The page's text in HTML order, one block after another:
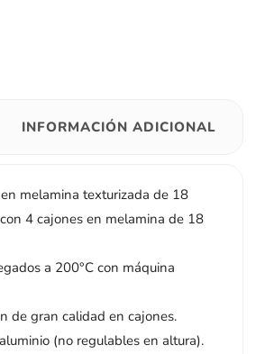
INFORMACIÓN ADICIONAL
melamina texturizada de 18
4 cajones en melamina de 18
a 200°C con máquina
de gran calidad en cajones.
(no regulables en altura).